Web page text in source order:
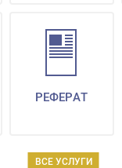
ВСЕ УСЛУГИ
РЕФЕРАТ